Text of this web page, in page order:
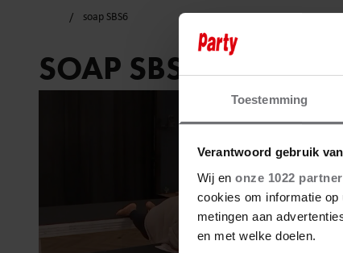
Toestemming
Verantwoord gebruik
Wij en onze 1022
cookies om informatie op
metingen aan
en met welke doelen.
soap SBS6
SOAP SBS6